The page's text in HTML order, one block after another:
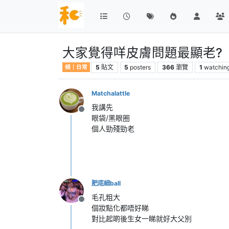
大家覺得咩皮膚問題最顯老?
傾｜日常 5 貼文 5 posters 366 瀏覽 1
離線
Matchalattle
我講先
眼袋/黑眼圈
個人勁殘勁老
離線
肥底細ball
毛孔粗大
個妝點化都唔好睇
對比起啲後生女一睇就好大父別